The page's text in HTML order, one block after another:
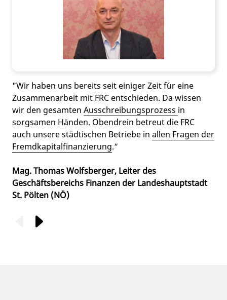
"Wir haben uns bereits seit einiger Zeit für eine
Zusammenarbeit mit FRC entschieden. Da wissen
wir den gesamten Ausschreibungsprozess in
sorgsamen Händen. Obendrein betreut die FRC
auch unsere städtischen Betriebe in allen Fragen der
Fremdkapitalfinanzierung.“
Mag. Thomas Wolfsberger, Leiter des
Geschäftsbereichs Finanzen der Landeshauptstadt
St. Pölten (NÖ)